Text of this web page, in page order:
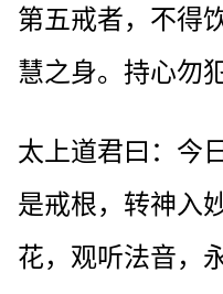
第五戒者，不得
慧之身。持心勿犯
太上道君曰：今
是戒根，转神入
花，观听法音，